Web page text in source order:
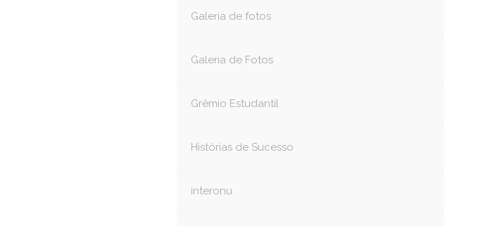
Galeria de fotos
Galeria de Fotos
Grêmio Estudantil
Histórias de Sucesso
interonu